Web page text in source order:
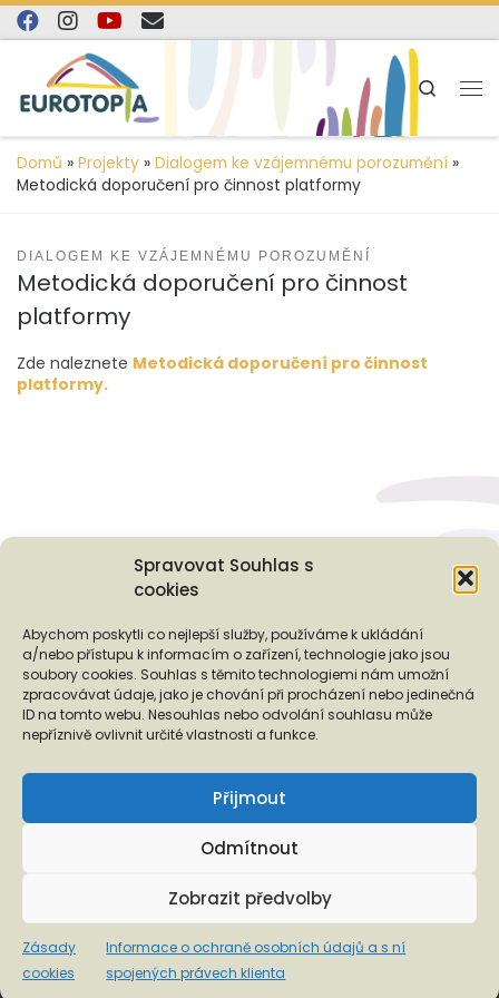
Spravovat Souhlas s
cookies
Abychom poskytli co nejlepší služby, používáme k ukládání
a/nebo přístupu k informacím o zařízení, technologie jako jsou
soubory cookies. Souhlas s těmito technologiemi nám umožní
zpracovávat údaje, jako je chování při procházení nebo jedinečná
ID na tomto webu. Nesouhlas nebo odvolání souhlasu může
nepříznivě ovlivnit určité vlastnosti a funkce.
Přijmout
Odmítnout
Zobrazit předvolby
Zásady
cookies
Informace o ochraně osobních údajů a s ní
spojených právech klienta
content
Skip to content
Search
Domů » Projekty » Dialogem ke vzájemnému porozumění »
Metodická doporučení pro činnost platformy
DIALOGEM KE VZÁJEMNÉMU POROZUMĚNÍ
Metodická doporučení pro činnost
platformy
Zde naleznete Metodická doporučení pro činnost
platformy.
Podporují nás...
❬ ❭
Informace o ochraně osobních údajů a s ní spojených
právech klienta